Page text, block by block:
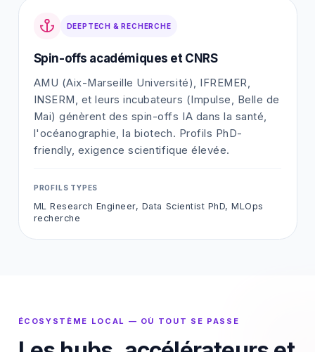
DEEPTECH & RECHERCHE
Spin-offs académiques et CNRS
AMU (Aix-Marseille Université), IFREMER,
INSERM, et leurs incubateurs (Impulse, Belle de
Mai) génèrent des spin-offs IA dans la santé,
l'océanographie, la biotech. Profils PhD-
friendly, exigence scientifique élevée.
PROFILS TYPES
ML Research Engineer, Data Scientist PhD, MLOps
recherche
ÉCOSYSTÈME LOCAL — OÙ TOUT SE PASSE